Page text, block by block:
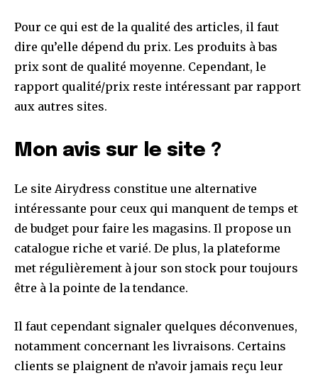
Pour ce qui est de la qualité des articles, il faut
dire qu’elle dépend du prix. Les produits à bas
prix sont de qualité moyenne. Cependant, le
rapport qualité/prix reste intéressant par rapport
aux autres sites.
Mon avis sur le site ?
Le site Airydress constitue une alternative
intéressante pour ceux qui manquent de temps et
de budget pour faire les magasins. Il propose un
catalogue riche et varié. De plus, la plateforme
met régulièrement à jour son stock pour toujours
être à la pointe de la tendance.
Il faut cependant signaler quelques déconvenues,
notamment concernant les livraisons. Certains
clients se plaignent de n’avoir jamais reçu leur